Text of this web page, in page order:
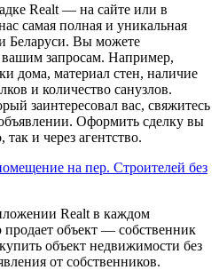
Realt — на сайте или в
самая полная и уникальная
Беларуси. Вы можете
вашим запросам. Например,
дома, материал стен, наличие
и количество санузлов.
заинтересовал вас, свяжитесь
Оформить сделку вы
и через агентство.
на пер. Строителей без
Realt в каждом
объект — собственник
объект недвижимости без
от собственников.